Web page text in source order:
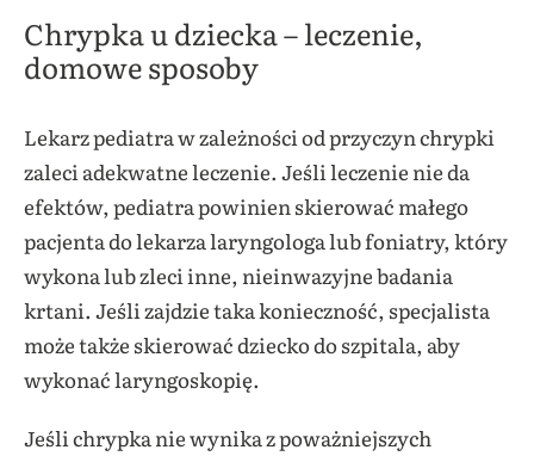
Chrypka u dziecka – leczenie,
domowe sposoby
Lekarz pediatra w zależności od przyczyn chrypki
zaleci adekwatne leczenie. Jeśli leczenie nie da
efektów, pediatra powinien skierować małego
pacjenta do lekarza laryngologa lub foniatry, który
wykona lub zleci inne, nieinwazyjne badania
krtani. Jeśli zajdzie taka konieczność, specjalista
może także skierować dziecko do szpitala, aby
wykonać laryngoskopię.
Jeśli chrypka nie wynika z poważniejszych